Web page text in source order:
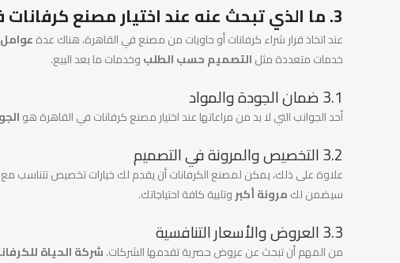
3. ما الذي تبحث عنه عند اختيار مصنع كرفانات في القاهرة؟
عند اتخاذ قرار شراء كرفانات أو حاويات من مصنع في القاهرة، هناك عدة
خدمات متعددة مثلالتصميم حسب الطلبوخدمات ما بعد البيع.
3.1 ضمان الجودة والمواد
أحد الجوانب التي لا بد من مراعاتها عند اختيار مصنع كرفانات في القاهرة هو
3.2 التخصيص والمرونة في التصميم
علاوة على ذلك، يمكن لمصنع الكرفانات أن يقدم لك خيارات تخصيص تتناسب مع
سيضمن لكمرونة أكبروتلبية كافة احتياجاتك.
3.3 العروض والأسعار التنافسية
من المهم أن تبحث عن عروض حصرية تقدمها الشركات.شركة الحياة